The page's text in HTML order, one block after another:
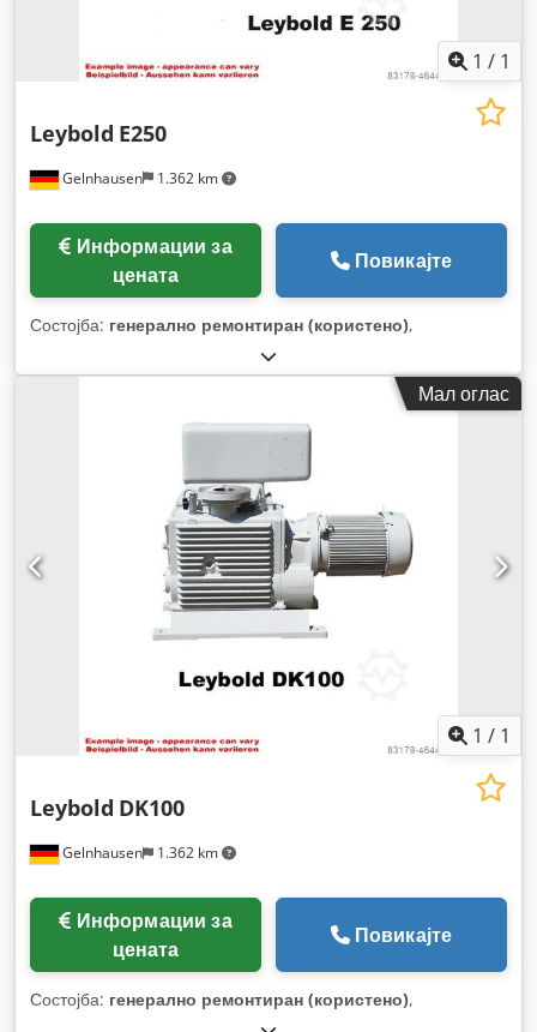
1 / 1
Gelnhausen 1.362 km
Leybold E250
цената
Повикајте
Состојба: генерално ремонтиран (користено),
Мал оглас
1 / 1
Gelnhausen 1.362 km
Leybold DK100
цената
Повикајте
Состојба: генерално ремонтиран (користено),